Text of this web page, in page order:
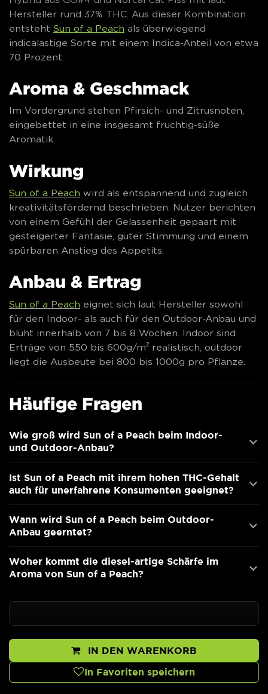
Hersteller rund 37% THC. Aus dieser Kombination
entsteht Sun of a Peach als überwiegend
indicalastige Sorte mit einem Indica-Anteil von etwa
70 Prozent.
Aroma & Geschmack
Im Vordergrund stehen Pfirsich- und Zitrusnoten,
eingebettet in eine insgesamt fruchtig-süße
Aromatik.
Wirkung
Sun of a Peach wird als entspannend und zugleich
kreativitätsfördernd beschrieben: Nutzer berichten
von einem Gefühl der Gelassenheit gepaart mit
gesteigerter Fantasie, guter Stimmung und einem
spürbaren Anstieg des Appetits.
Anbau & Ertrag
Sun of a Peach eignet sich laut Hersteller sowohl
für den Indoor- als auch für den Outdoor-Anbau und
blüht innerhalb von 7 bis 8 Wochen. Indoor sind
Erträge von 550 bis 600g/m² realistisch, outdoor
liegt die Ausbeute bei 800 bis 1000g pro Pflanze.
Häufige Fragen
Wie groß wird Sun of a Peach beim Indoor-
und Outdoor-Anbau?
Ist Sun of a Peach mit ihrem hohen THC-Gehalt
auch für unerfahrene Konsumenten geeignet?
Wann wird Sun of a Peach beim Outdoor-
Anbau geerntet?
Woher kommt die diesel-artige Schärfe im
Aroma von Sun of a Peach?
IN DEN WARENKORB
In Favoriten speichern